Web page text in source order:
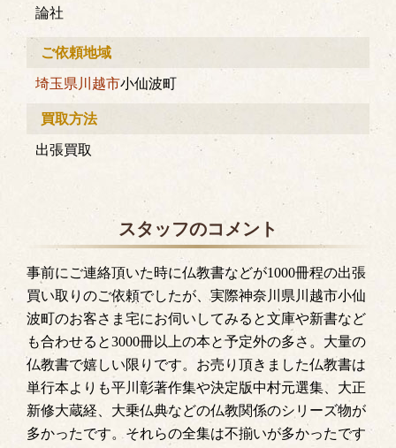
論社
ご依頼地域
埼玉県 川越市小仙波町
買取方法
出張買取
スタッフのコメント
事前にご連絡頂いた時に仏教書などが1000冊程の出張
買い取りのご依頼でしたが、実際神奈川県川越市小仙
波町のお客さま宅にお伺いしてみると文庫や新書など
も合わせると3000冊以上の本と予定外の多さ。大量の
仏教書で嬉しい限りです。お売り頂きました仏教書は
単行本よりも平川彰著作集や決定版中村元選集、大正
新修大蔵経、大乗仏典などの仏教関係のシリーズ物が
多かったです。それらの全集は不揃いが多かったです